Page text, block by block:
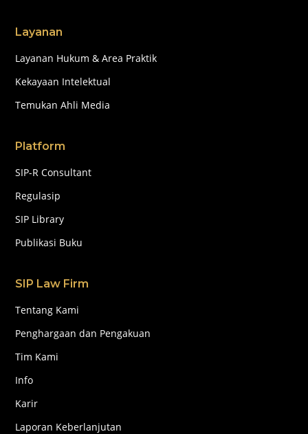
Layanan
Layanan Hukum & Area Praktik
Kekayaan Intelektual
Temukan Ahli Media
Platform
SIP-R Consultant
Regulasip
SIP Library
Publikasi Buku
SIP Law Firm
Tentang Kami
Penghargaan dan Pengakuan
Tim Kami
Info
Karir
Laporan Keberlanjutan